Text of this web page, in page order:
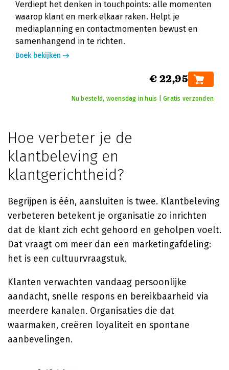
Verdiept het denken in touchpoints: alle momenten
waarop klant en merk elkaar raken. Helpt je
mediaplanning en contactmomenten bewust en
samenhangend in te richten.
Boek bekijken
€ 22,95
Nu besteld, woensdag in huis | Gratis verzonden
Hoe verbeter je de
klantbeleving en
klantgerichtheid?
Begrijpen is één, aansluiten is twee. Klantbeleving
verbeteren betekent je organisatie zo inrichten
dat de klant zich echt gehoord en geholpen voelt.
Dat vraagt om meer dan een marketingafdeling:
het is een cultuurvraagstuk.
Klanten verwachten vandaag persoonlijke
aandacht, snelle respons en bereikbaarheid via
meerdere kanalen. Organisaties die dat
waarmaken, creëren loyaliteit en spontane
aanbevelingen.